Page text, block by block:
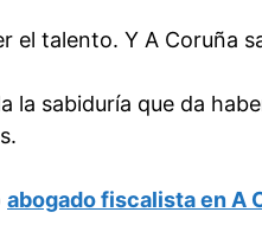
el talento. Y A Coruña
la sabiduría que da
abogado fiscalista en A